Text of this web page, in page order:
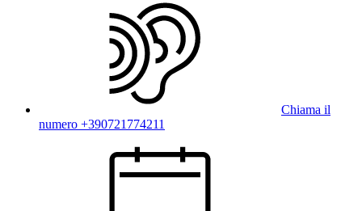
Chiama il
numero +390721774211